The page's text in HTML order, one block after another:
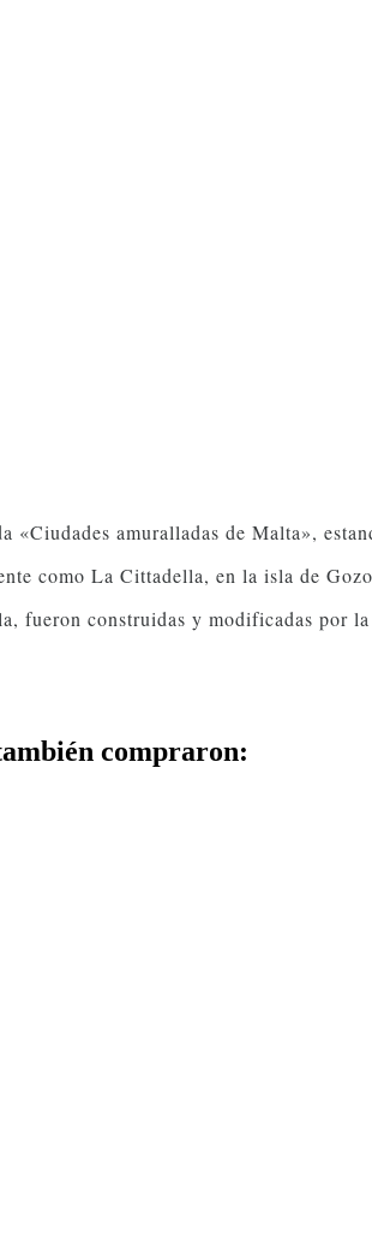
«Ciudades amuralladas de Malta»,
como La Cittadella, en la isla de
fueron construidas y modificadas por la
compraron: